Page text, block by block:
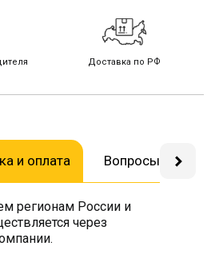
Доставка по РФ
и оплата Вопросы-ответы
регионам России и
через